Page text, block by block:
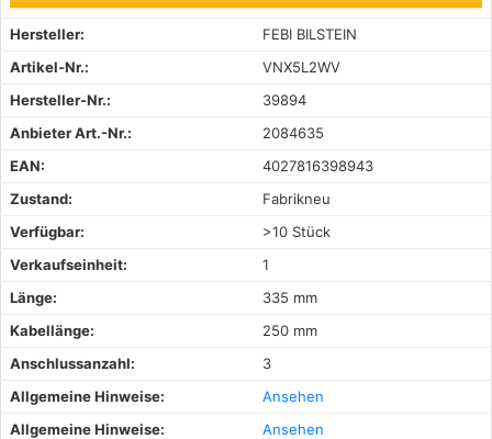
Hersteller:
FEBI BILSTEIN
Artikel-Nr.:
VNX5L2WV
Hersteller-Nr.:
39894
Anbieter Art.-Nr.:
2084635
EAN:
4027816398943
Zustand:
Fabrikneu
Verfügbar:
>10 Stück
Verkaufseinheit:
1
Länge:
335 mm
Kabellänge:
250 mm
Anschlussanzahl:
3
Allgemeine Hinweise:
Ansehen
Allgemeine Hinweise:
Ansehen